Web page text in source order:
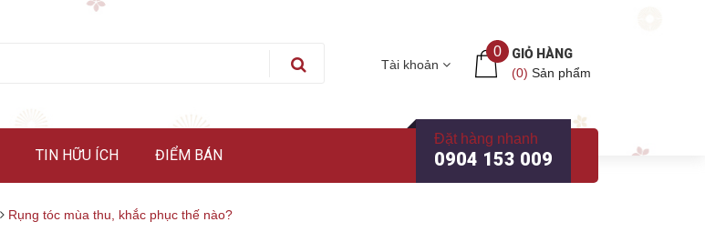
Tài khoản
0
GIỎ HÀNG
(0) Sản phẩm
TIN HỮU ÍCH ĐIỂM BÁN
Đặt hàng nhanh
0904 153 009
Rụng tóc mùa thu, khắc phục thế nào?